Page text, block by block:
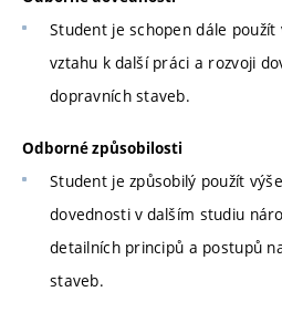
Student je schopen dále
vztahu k další práci a rozvoji
dopravních staveb.
Odborné způsobilosti
Student je způsobilý použít
dovednosti v dalším studiu
detailních principů a postupů
staveb.